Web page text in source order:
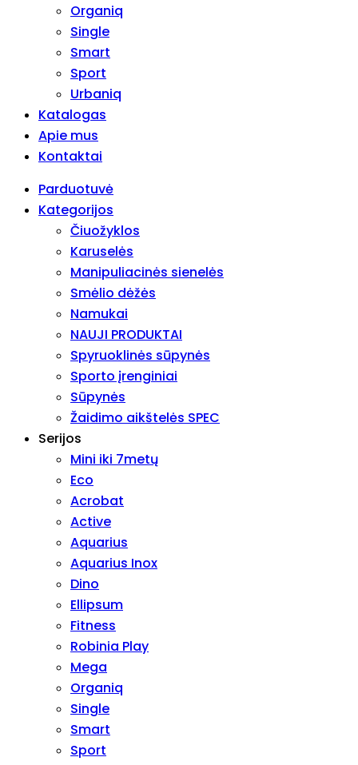
Organiq
Single
Smart
Sport
Urbaniq
Katalogas
Apie mus
Kontaktai
Parduotuvė
Kategorijos
Čiuožyklos
Karuselės
Manipuliacinės sienelės
Smėlio dėžės
Namukai
NAUJI PRODUKTAI
Spyruoklinės sūpynės
Sporto įrenginiai
Sūpynės
Žaidimo aikštelės SPEC
Serijos
Mini iki 7metų
Eco
Acrobat
Active
Aquarius
Aquarius Inox
Dino
Ellipsum
Fitness
Robinia Play
Mega
Organiq
Single
Smart
Sport